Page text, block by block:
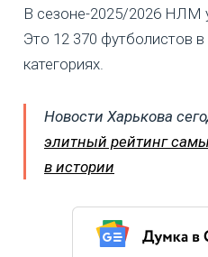
В сезоне-2025/2026 НЛМ
Это 12 370 футболистов
категориях.
Новости Харькова
элитный рейтинг
в истории